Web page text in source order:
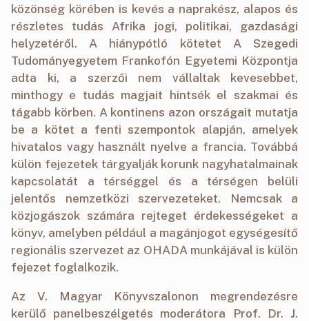
közönség körében is kevés a naprakész, alapos és
részletes tudás Afrika jogi, politikai, gazdasági
helyzetéről. A hiánypótló kötetet A Szegedi
Tudományegyetem Frankofón Egyetemi Központja
adta ki, a szerzői nem vállaltak kevesebbet,
minthogy e tudás magjait hintsék el szakmai és
tágabb körben. A kontinens azon országait mutatja
be a kötet a fenti szempontok alapján, amelyek
hivatalos vagy használt nyelve a francia. Továbbá
külön fejezetek tárgyalják korunk nagyhatalmainak
kapcsolatát a térséggel és a térségen belüli
jelentős nemzetközi szervezeteket. Nemcsak a
közjogászok számára rejteget érdekességeket a
könyv, amelyben például a magánjogot egységesítő
regionális szervezet az OHADA munkájával is külön
fejezet foglalkozik.
Az V. Magyar Könyvszalonon megrendezésre
kerülő panelbeszélgetés moderátora Prof. Dr. J.